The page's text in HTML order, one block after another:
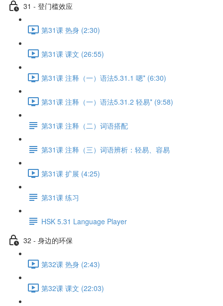
31 - 登门槛效应
第31课 热身 (2:30)
第31课 课文 (26:55)
第31课 注释（一）语法5.31.1 嗯* (6:30)
第31课 注释（一）语法5.31.2 轻易* (9:58)
第31课 注释（二）词语搭配
第31课 注释（三）词语辨析：轻易、容易
第31课 扩展 (4:25)
第31课 练习
HSK 5.31 Language Player
32 - 身边的环保
第32课 热身 (2:43)
第32课 课文 (22:03)